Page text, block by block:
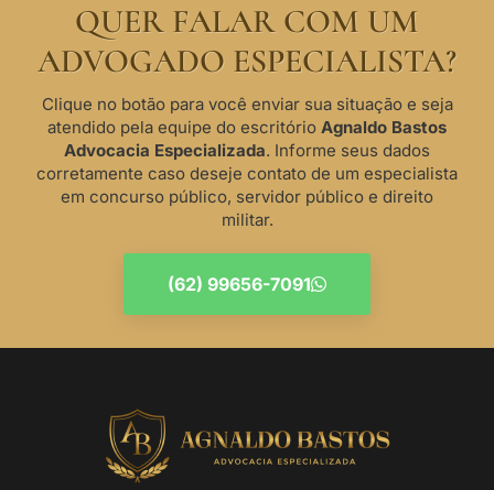
QUER FALAR COM UM
ADVOGADO ESPECIALISTA?
Clique no botão para você enviar sua situação e seja
atendido pela equipe do escritório Agnaldo Bastos
Advocacia Especializada. Informe seus dados
corretamente caso deseje contato de um especialista
em concurso público, servidor público e direito
militar.
(62) 99656-7091